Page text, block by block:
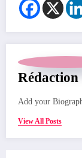
Rédaction
Add your
View All Posts